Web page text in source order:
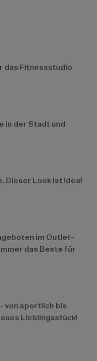
das Fitnessstudio
in der Stadt und
Dieser Look ist ideal
im Outlet-
das Beste für
von sportlich bis
Lieblingsstück!